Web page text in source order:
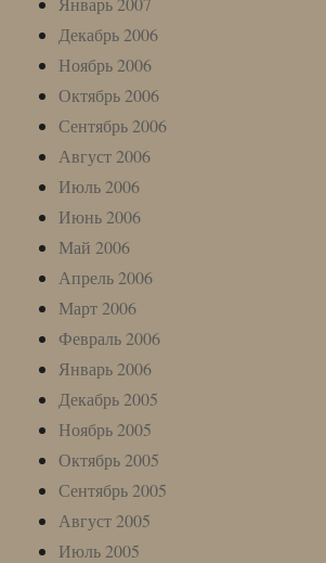
Декабрь 2006
Ноябрь 2006
Октябрь 2006
Сентябрь 2006
Август 2006
Июль 2006
Июнь 2006
Май 2006
Апрель 2006
Март 2006
Февраль 2006
Январь 2006
Декабрь 2005
Ноябрь 2005
Октябрь 2005
Сентябрь 2005
Август 2005
Июль 2005